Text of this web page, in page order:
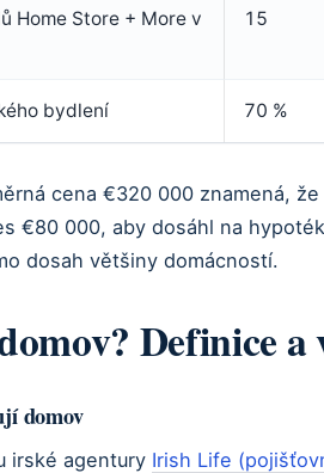
Home Store + More v
15
bydlení 70 %
cena €320 000 znamená,
€80 000, aby dosáhl na
dosah většiny domácností.
Definice a
domov
irské agentury Irish Life